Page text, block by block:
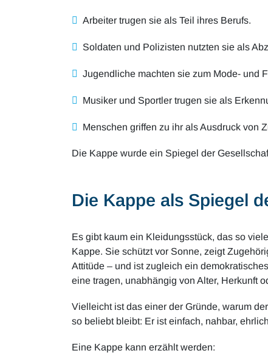
Arbeiter trugen sie als Teil ihres Berufs.
Soldaten und Polizisten nutzten sie als
Jugendliche machten sie zum Mode- und
Musiker und Sportler trugen sie als
Menschen griffen zu ihr als Ausdruck von
Die Kappe wurde ein Spiegel der
Die Kappe als Spiegel
Es gibt kaum ein Kleidungsstück, das so
Kappe. Sie schützt vor Sonne, zeigt
Attitüde – und ist zugleich ein
eine tragen, unabhängig von Alter, Herkunft
Vielleicht ist das einer der Gründe, warum
so beliebt bleibt: Er ist einfach, nahbar,
Eine Kappe kann erzählt werden: